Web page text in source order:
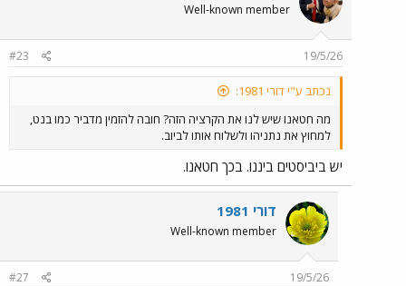
Well-known member
19/5/26
#23
נכתב ע"י דורי 1981:
מה חטאנו שיש לנו את הקרציה הזה? חובה להזמין מדביר כמו בנט,
למחוץ את נתניהו ולשלוח אותו לביוב.
יש ביביסטים ביננו. בכך חטאנו.
דורי 1981
Well-known member
19/5/26
#27